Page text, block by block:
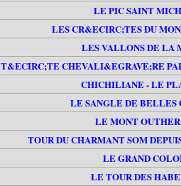
LE PIC SAINT
LES CR&ECIRC;TES DU
LES VALLONS DE LA
T&ECIRC;TE CHEVALI&EGRAVE;RE
CHICHILIANE - LE
LE SANGLE DE BELLES
LE MONT
TOUR DU CHARMANT SOM
LE GRAND
LE TOUR DES